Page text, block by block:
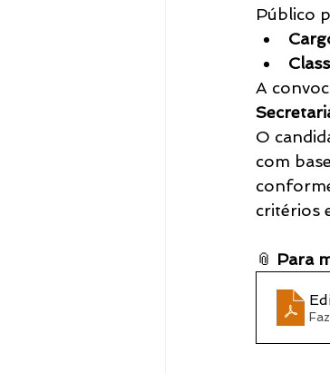
Administração
Meio Ambiente,
Público
A
O
com
critérios
📎 Para